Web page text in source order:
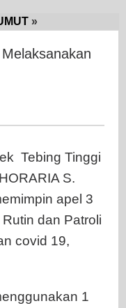
»
Tinggi
3
Pilar
Tebing Tinggi
S.
apel 3
dan Patroli
covid 19,
1